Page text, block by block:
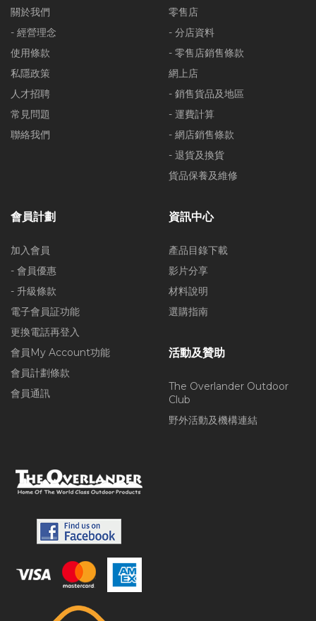
關於我們
- 經營理念
使用條款
私隱政策
人才招聘
常見問題
聯絡我們
零售店
- 分店資料
- 零售店銷售條款
網上店
- 銷售貨品及地區
- 運費計算
- 網店銷售條款
- 退貨及換貨
貨品保養及維修
會員計劃
加入會員
- 會員優惠
- 升級條款
電子會員証功能
更換電話再登入
會員My Account功能
會員計劃條款
會員通訊
資訊中心
產品目錄下載
影片分享
材料說明
選購指南
活動及贊助
The Overlander Outdoor
Club
野外活動及機構連結